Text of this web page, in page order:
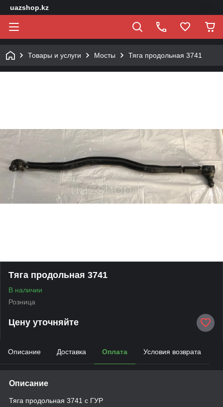
uazshop.kz
Товары и услуги Мосты Тяга продольная 3741
Тяга продольная 3741
В наличии
Розница
Цену уточняйте
Описание Доставка Оплата Условия возврата
Описание
Тяга продольная 3741 с ГУР